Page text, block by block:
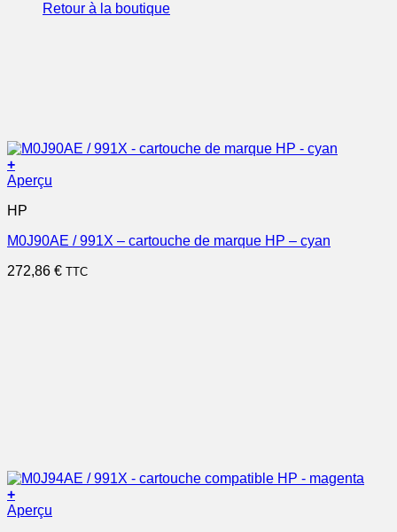
Retour à la boutique
+
Aperçu
HP
M0J90AE / 991X – cartouche de marque HP – cyan
272,86 € TTC
+
Aperçu